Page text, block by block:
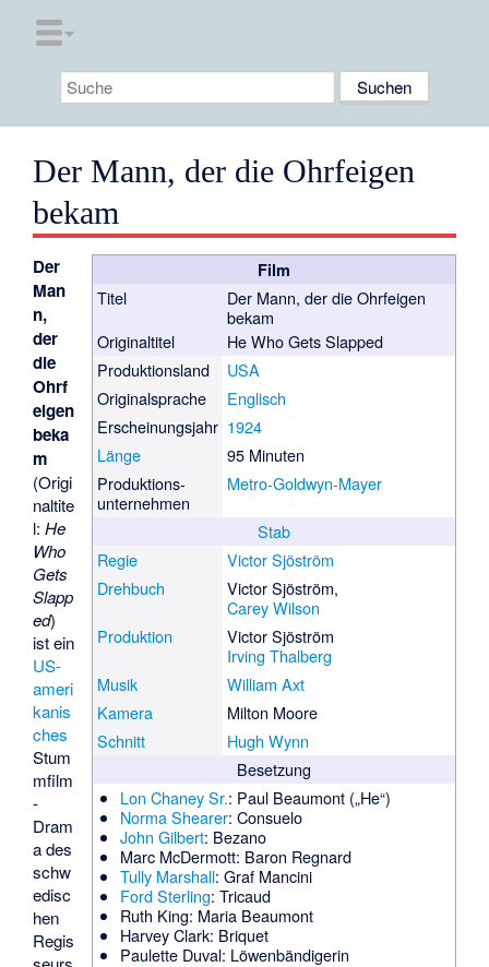
Der Mann, der die Ohrfeigen
bekam
Film
Titel
Der Mann, der die Ohrfeigen
bekam
Originaltitel
He Who Gets Slapped
Produktionsland
USA
Originalsprache
Englisch
Erscheinungsjahr 1924
Länge
95 Minuten
Produktions­
unternehmen
Metro-Goldwyn-Mayer
Stab
Regie
Victor Sjöström
Drehbuch
Victor Sjöström,
Carey Wilson
Produktion
Victor Sjöström
Irving Thalberg
Musik
William Axt
Kamera
Milton Moore
Schnitt
Hugh Wynn
Besetzung
Lon Chaney Sr.: Paul Beaumont („He“)
Norma Shearer: Consuelo
John Gilbert: Bezano
Marc McDermott: Baron Regnard
Tully Marshall: Graf Mancini
Ford Sterling: Tricaud
Ruth King: Maria Beaumont
Harvey Clark: Briquet
Paulette Duval: Löwenbändigerin
Der
Man
n,
der
die
Ohrf
eigen
beka
m
(Origi
naltite
l:He
Who
Gets
Slapp
ed)
ist ein
US-
ameri
kanis
ches
Stum
mfilm
-
Dram
a des
schw
edisc
hen
Regis